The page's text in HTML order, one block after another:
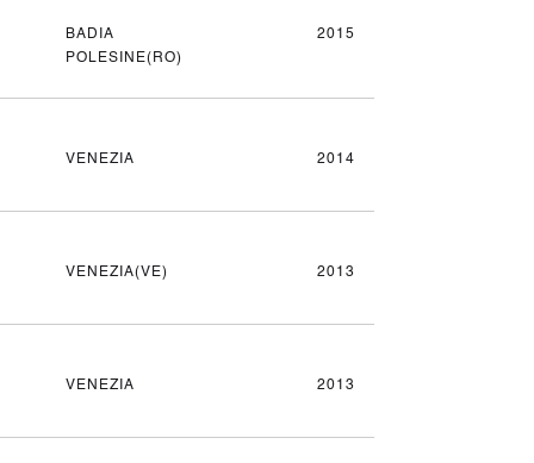
BADIA
POLESINE(RO)
2015
VENEZIA 2014
VENEZIA(VE) 2013
VENEZIA 2013